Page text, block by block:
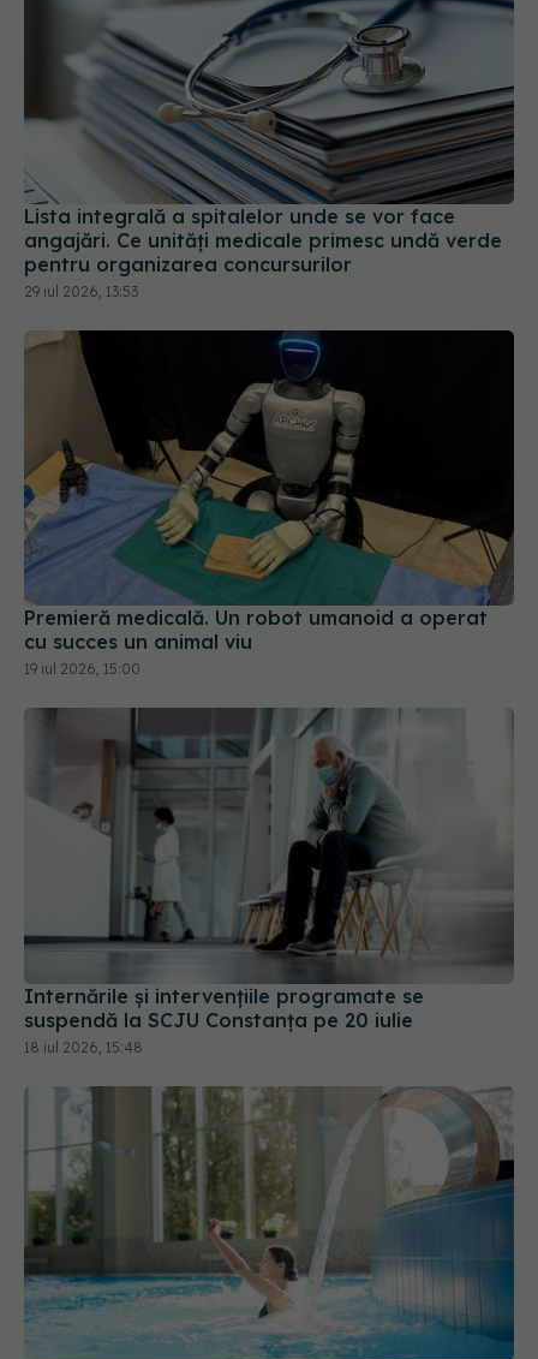
Lista integrală a spitalelor unde se vor face
angajări. Ce unități medicale primesc undă verde
pentru organizarea concursurilor
29 iul 2026, 13:53
Premieră medicală. Un robot umanoid a operat
cu succes un animal viu
19 iul 2026, 15:00
Internările și intervențiile programate se
suspendă la SCJU Constanța pe 20 iulie
18 iul 2026, 15:48